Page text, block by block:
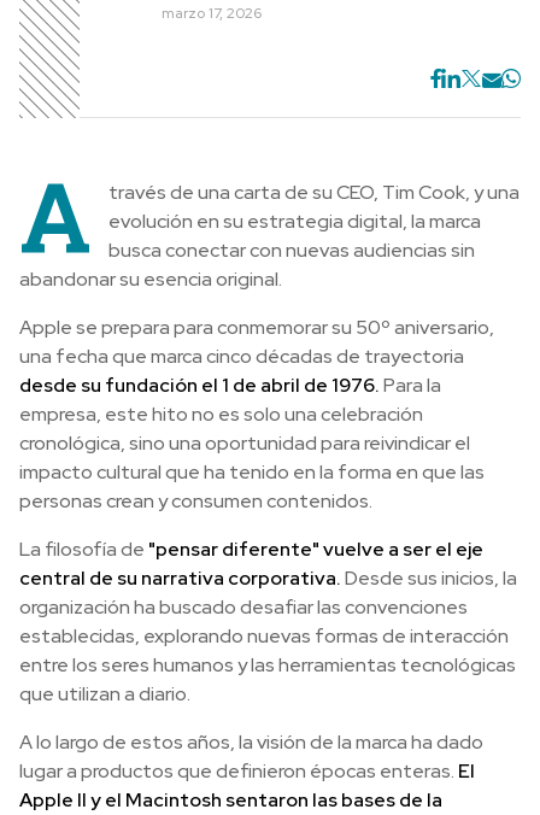
marzo 17, 2026
A
través de una carta de su CEO, Tim Cook, y una
evolución en su estrategia digital, la marca
busca conectar con nuevas audiencias sin
abandonar su esencia original.
Apple se prepara para conmemorar su 50º aniversario,
una fecha que marca cinco décadas de trayectoria
desde su fundación el 1 de abril de 1976.Para la
empresa, este hito no es solo una celebración
cronológica, sino una oportunidad para reivindicar el
impacto cultural que ha tenido en la forma en que las
personas crean y consumen contenidos.
La filosofía de "pensar diferente" vuelve a ser el eje
central de su narrativa corporativa.Desde sus inicios, la
organización ha buscado desafiar las convenciones
establecidas, explorando nuevas formas de interacción
entre los seres humanos y las herramientas tecnológicas
que utilizan a diario.
A lo largo de estos años, la visión de la marca ha dado
lugar a productos que definieron épocas enteras. El
Apple II y el Macintosh sentaron las bases de la